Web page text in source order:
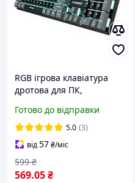
RGB ігрова клавіатура
дротова для ПК,
клавіш, LED RGB
підсвітка, ергономічний
дизайн, антибризковий
корпус
Готово до відправки
5.0 (3)
від57₴/міс
569.05₴
599 ₴